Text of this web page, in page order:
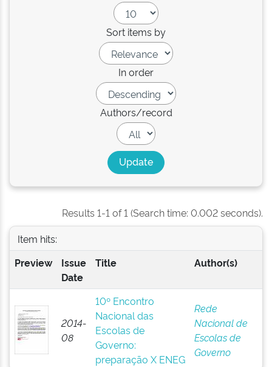
Sort items by
In order
Authors/record
Results 1-1 of 1 (Search time: 0.002 seconds).
Item hits:
Preview
Issue
Date
Title Author(s)
2014-
08
10º Encontro
Nacional das
Escolas de
Governo:
preparação X ENEG
Rede
Nacional de
Escolas de
Governo